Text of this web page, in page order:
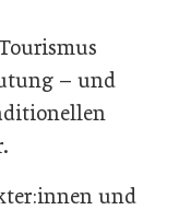
– und
und